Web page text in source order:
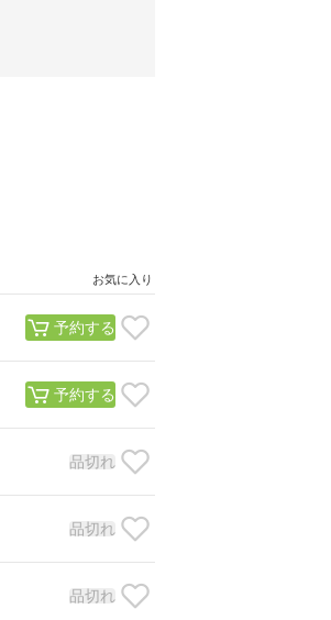
お気に入り
予約する
予約する
品切れ
品切れ
品切れ